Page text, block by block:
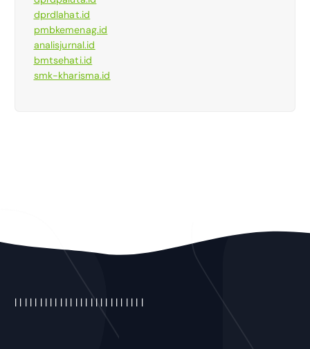
dprdlahat.id
pmbkemenag.id
analisjurnal.id
bmtsehati.id
smk-kharisma.id
| | | | | | | | | | | | | | | | | | | | | | | | | |